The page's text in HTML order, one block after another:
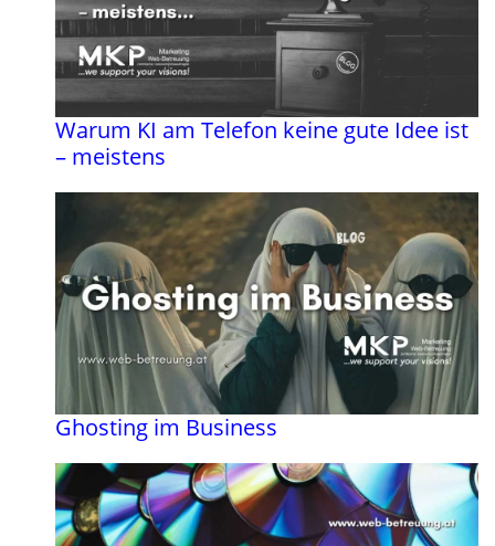
Warum KI am Telefon keine gute Idee ist
– meistens
Ghosting im Business